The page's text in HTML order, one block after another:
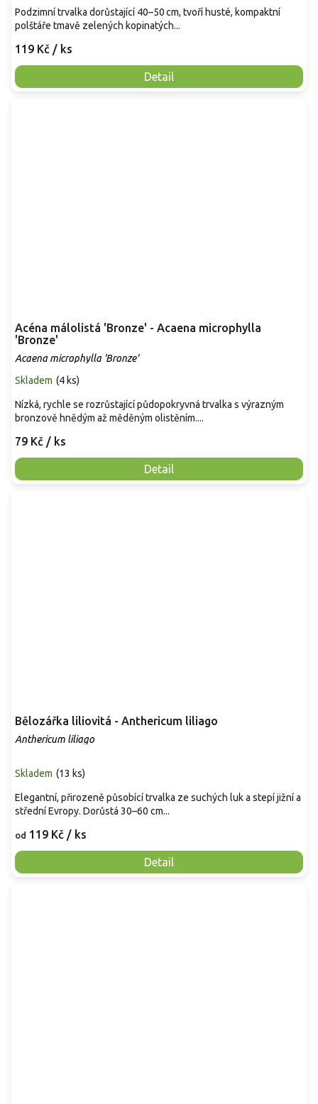
119 Kč / ks
Detail
Podzimní trvalka dorůstající 40–50 cm, tvoří husté, kompaktní
polštáře tmavě zelených kopinatých...
Acéna málolistá 'Bronze' - Acaena microphylla
'Bronze'
Acaena microphylla 'Bronze'
Skladem (4 ks)
79 Kč / ks
Detail
Nízká, rychle se rozrůstající půdopokryvná trvalka s výrazným
bronzově hnědým až měděným olistěním....
Bělozářka liliovitá - Anthericum liliago
Anthericum liliago
Skladem (13 ks)
od 119 Kč / ks
Detail
Elegantní, přirozeně působící trvalka ze suchých luk a stepí jižní a
střední Evropy. Dorůstá 30–60 cm...